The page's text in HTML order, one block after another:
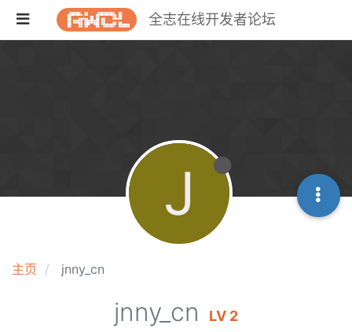
全志在线开发者论坛
主页 jnny_cn
J
jnny_cn LV 2